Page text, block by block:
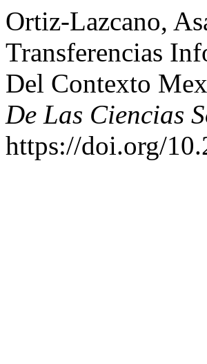
Ortiz-Lazcano,
Transferencias
Del Contexto
De Las Ciencias
https://doi.org/